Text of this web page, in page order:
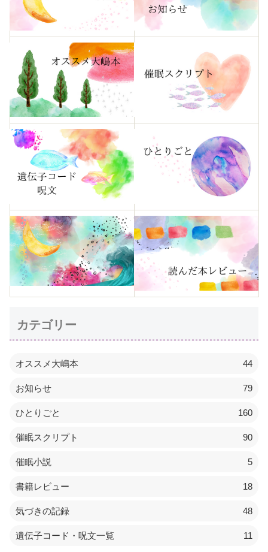
カテゴリー
オススメ大嶋本 44
お知らせ 79
ひとりごと 160
催眠スクリプト 90
催眠小説 5
書籍レビュー 18
気づきの記録 48
遺伝子コード・呪文一覧 11